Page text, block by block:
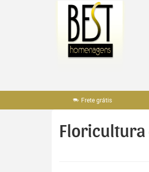
Frete grátis
Floricultura